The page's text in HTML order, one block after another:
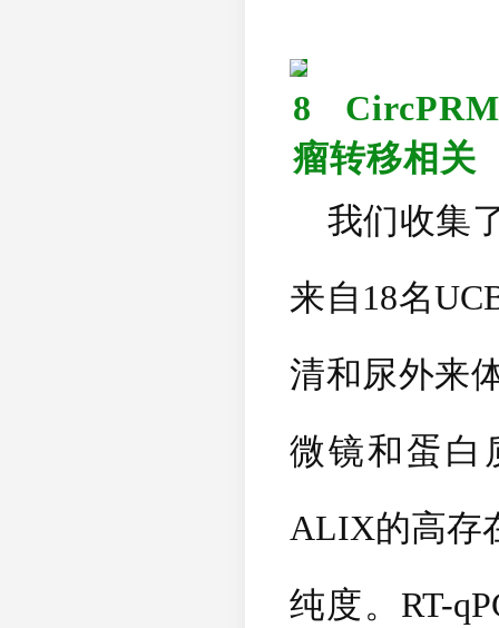
8
瘤转移相关
我们收集
来自 18名
清和尿外来
微镜和蛋白
ALIX的高存
纯度。 RT-